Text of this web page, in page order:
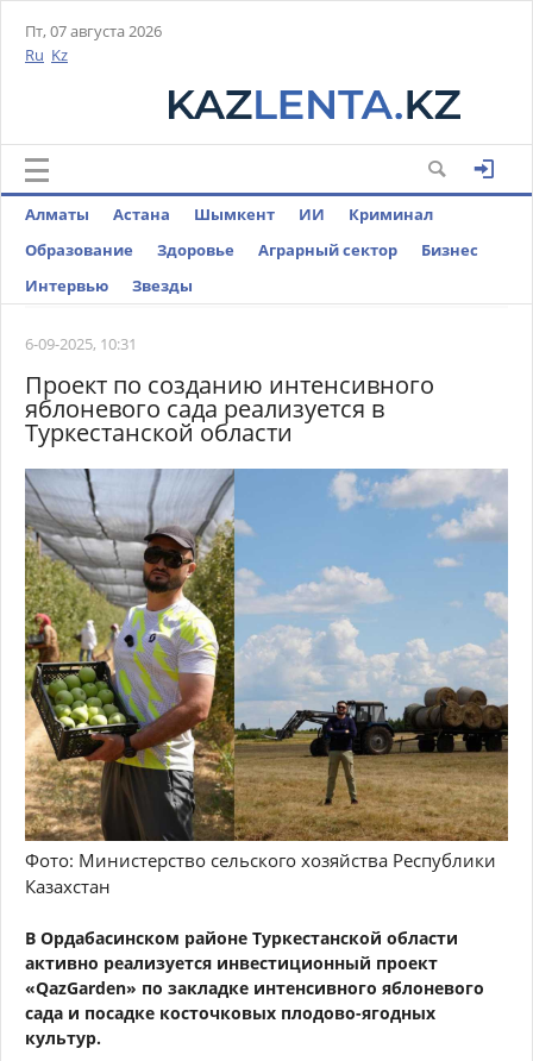
Пт, 07 августа 2026
Ru Kz
Алматы Астана Шымкент ИИ
Криминал
Образование
Здоровье Аграрный сектор
Бизнес
Интервью
Звезды
6-09-2025, 10:31
Проект по созданию интенсивного
яблоневого сада реализуется в
Туркестанской области
Фото: Министерство сельского хозяйства Республики
Казахстан
В Ордабасинском районе Туркестанской области
активно реализуется инвестиционный проект
«QazGarden» по закладке интенсивного яблоневого
сада и посадке косточковых плодово-ягодных
культур.